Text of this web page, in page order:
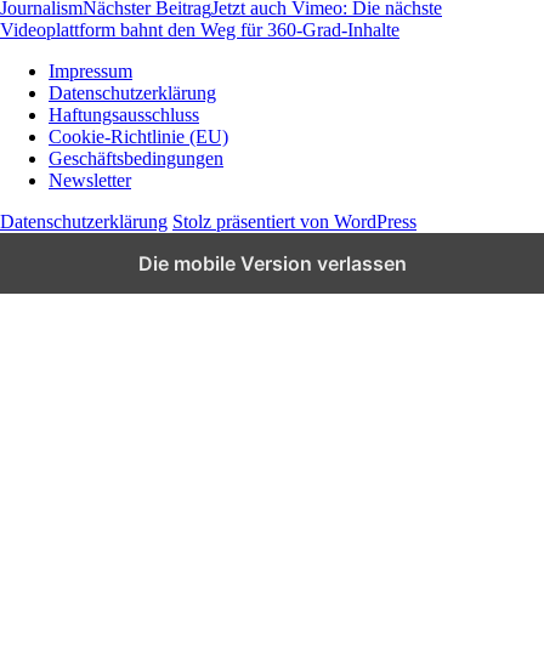
JournalismNächster BeitragJetzt auch Vimeo: Die nächste
Videoplattform bahnt den Weg für 360-Grad-Inhalte
Wissen und News zu KI, Social Media und
Co.
Impressum
Datenschutzerklärung
Haftungsausschluss
Cookie-Richtlinie (EU)
Geschäftsbedingungen
Newsletter
Datenschutzerklärung Stolz präsentiert von WordPress
Die mobile Version verlassen